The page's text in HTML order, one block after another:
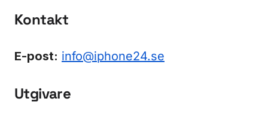
Kontakt
E-post: info@iphone24.se
Utgivare